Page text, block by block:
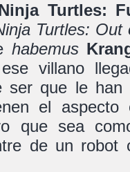
Turtles:
Turtles: Out
habemus
villano
ser que le han
el aspecto
que sea
de un robot